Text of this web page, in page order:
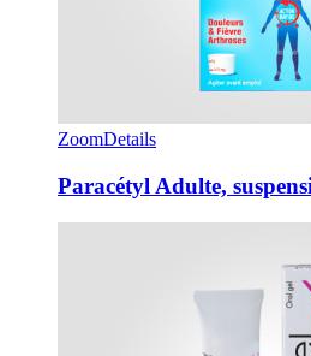
ZoomDetails
Paracétyl Adulte,